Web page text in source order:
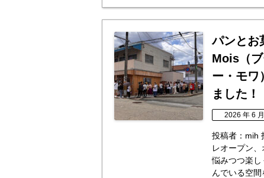
パンと
Mois（
ー・モワ
ました！
2026 年 6
投稿者：mih
レオープン
悩みつつ楽
んでいる空